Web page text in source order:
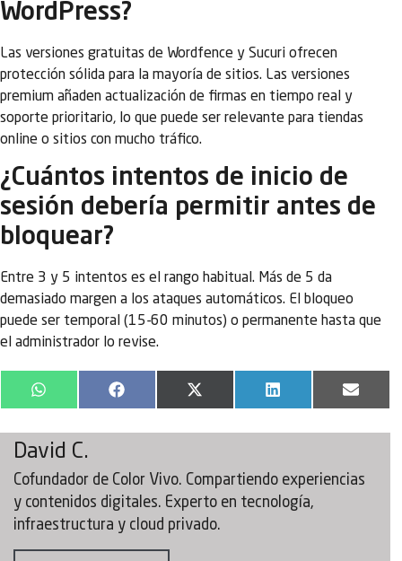
WordPress?
Las versiones gratuitas de Wordfence y Sucuri ofrecen
protección sólida para la mayoría de sitios. Las versiones
premium añaden actualización de firmas en tiempo real y
soporte prioritario, lo que puede ser relevante para tiendas
online o sitios con mucho tráfico.
¿Cuántos intentos de inicio de
sesión debería permitir antes de
bloquear?
Entre 3 y 5 intentos es el rango habitual. Más de 5 da
demasiado margen a los ataques automáticos. El bloqueo
puede ser temporal (15-60 minutos) o permanente hasta que
el administrador lo revise.
WhatsApp Facebook
X
(Twitter)
LinkedIn Email
David C.
Cofundador de Color Vivo. Compartiendo experiencias
y contenidos digitales. Experto en tecnología,
infraestructura y cloud privado.